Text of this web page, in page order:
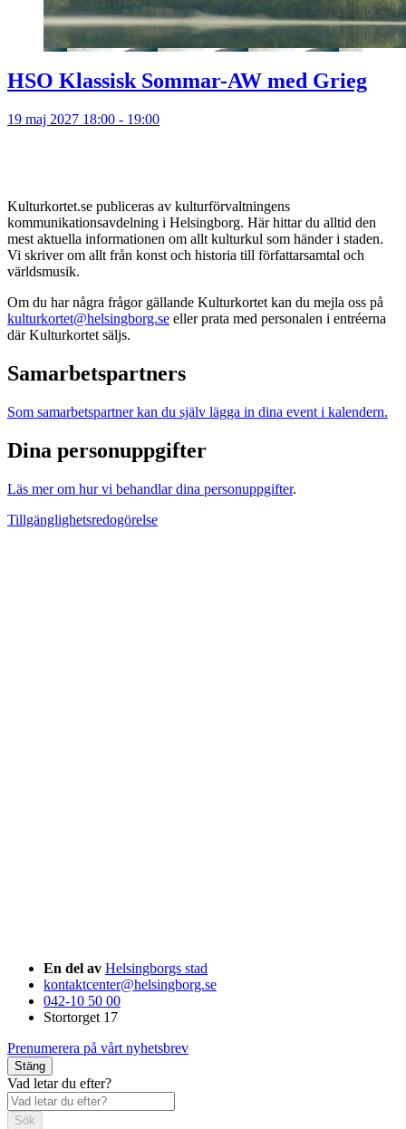
HSO Klassisk Sommar-AW med Grieg
19 maj 2027 18:00 - 19:00
Kulturkortet.se publiceras av kulturförvaltningens
kommunikationsavdelning i Helsingborg. Här hittar du alltid den
mest aktuella informationen om allt kulturkul som händer i staden.
Vi skriver om allt från konst och historia till författarsamtal och
världsmusik.
Om du har några frågor gällande Kulturkortet kan du mejla oss på
kulturkortet@helsingborg.se eller prata med personalen i entréerna
där Kulturkortet säljs.
Samarbetspartners
Som samarbetspartner kan du själv lägga in dina event i kalendern.
Dina personuppgifter
Läs mer om hur vi behandlar dina personuppgifter.
Tillgänglighetsredogörelse
En del av Helsingborgs stad
kontaktcenter@helsingborg.se
042-10 50 00
Stortorget 17
Prenumerera på vårt nyhetsbrev
Stäng
Vad letar du efter?
Sök